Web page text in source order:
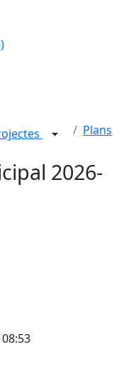
Plans
2026-